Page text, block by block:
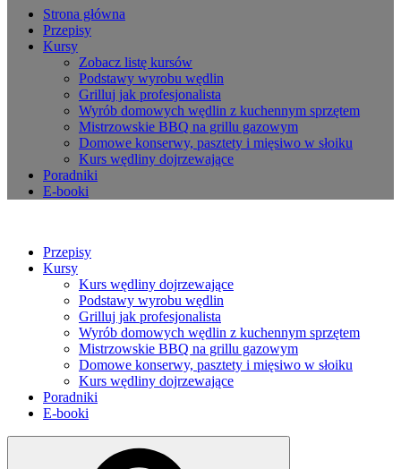
Strona główna
Przepisy
Kursy
Zobacz listę kursów
Podstawy wyrobu wędlin
Grilluj jak profesjonalista
Wyrób domowych wędlin z kuchennym sprzętem
Mistrzowskie BBQ na grillu gazowym
Domowe konserwy, pasztety i mięsiwo w słoiku
Kurs wędliny dojrzewające
Poradniki
E-booki
Przepisy
Kursy
Kurs wędliny dojrzewające
Podstawy wyrobu wędlin
Grilluj jak profesjonalista
Wyrób domowych wędlin z kuchennym sprzętem
Mistrzowskie BBQ na grillu gazowym
Domowe konserwy, pasztety i mięsiwo w słoiku
Kurs wędliny dojrzewające
Poradniki
E-booki